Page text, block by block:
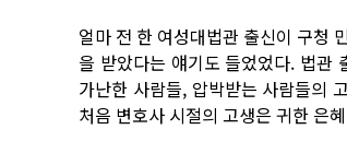
얼마 전 한 여성대법관 출신이 구청
을 받았다는 얘기도 들었었다. 법관
가난한 사람들, 압박받는 사람들의
처음 변호사 시절의 고생은 귀한 은